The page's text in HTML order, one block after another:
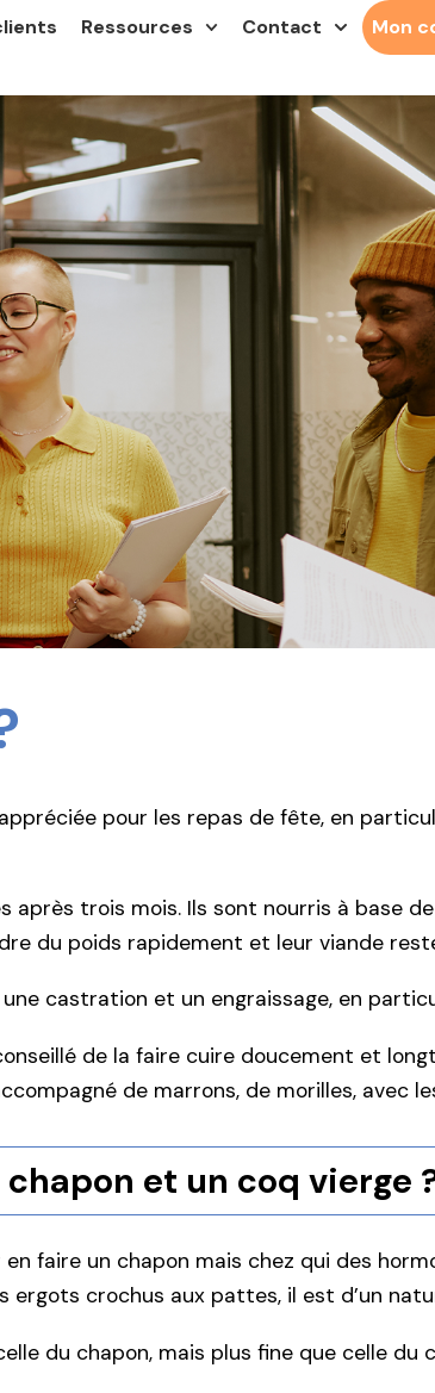
Ressources Contact Mon
pour les repas de fête, en
trois mois. Ils sont nourris à base
du poids rapidement et leur viande
castration et un engraissage, en
de la faire cuire doucement et
de marrons, de morilles, avec
et un coq vierge
faire un chapon mais chez qui des
ergots crochus aux pattes, il est d’un
du chapon, mais plus fine que celle du